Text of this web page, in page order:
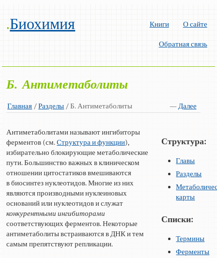
.Биохимия Книги О сайте
Обратная связь
Б. Антиметаболиты
Главная / —Далее
Разделы / Б. Антиметаболиты
Антиметаболитами называют ингибиторы
ферментов (см.Структура и функции),
избирательно блокирующие метаболические
пути. Большинство важных в клиническом
отношении цитостатиков вмешиваются
в биосинтез нуклеотидов. Многие из них
являются производными нуклеиновых
оснований или нуклеотидов и служат
конкурентными ингибиторами
соответствующих ферментов. Некоторые
антиметаболиты встраиваются в ДНК и тем
самым препятствуют репликации.
Структура:
Главы
Разделы
карты
Списки:
Термины
Ферменты